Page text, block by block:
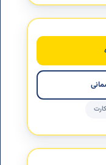
و درک معنای آیات
با قرآن کریم.